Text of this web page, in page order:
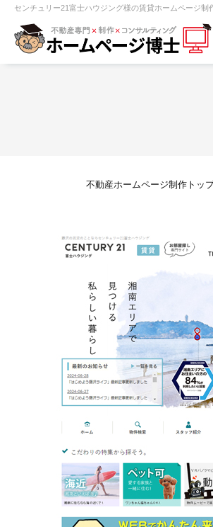
センチュリー21富士ハウジング様の賃貸ホームページ
賃貸管理オーナー向け
不動産動画制作事例
不動産ホームページ制作トッ